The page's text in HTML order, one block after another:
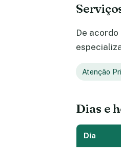
De
Atenção
Dias e
Dia